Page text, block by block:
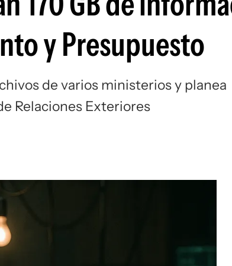
y Presupuesto
de varios ministerios y planea
Relaciones Exteriores